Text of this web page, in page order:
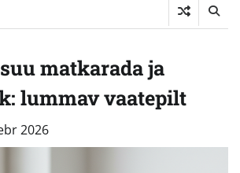
matkarada ja
lummav vaatepilt
2026